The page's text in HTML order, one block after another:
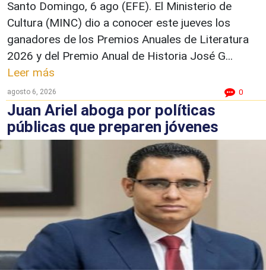
Santo Domingo, 6 ago (EFE). El Ministerio de
Cultura (MINC) dio a conocer este jueves los
ganadores de los Premios Anuales de Literatura
2026 y del Premio Anual de Historia José G...
Leer más
agosto 6, 2026 0
Juan Ariel aboga por políticas
públicas que preparen jóvenes